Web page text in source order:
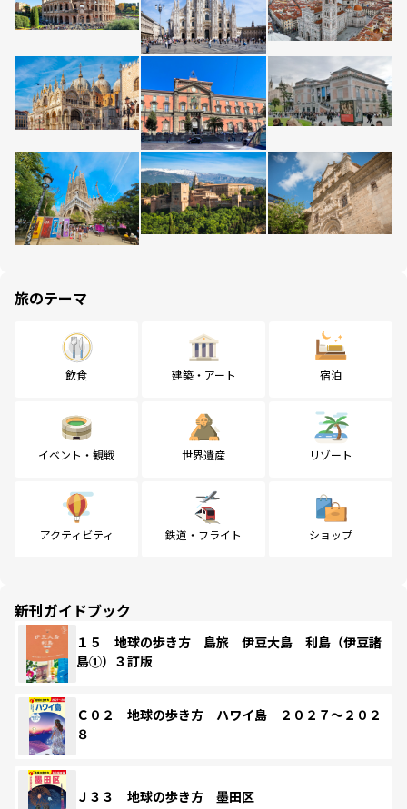
旅のテーマ
飲食 建築・アート 宿泊
イベント・観戦 世界遺産 リゾート
アクティビティ 鉄道・フライト ショップ
新刊ガイドブック
１５ 地球の歩き方 島旅 伊豆大島 利島（伊豆諸
島①）３訂版
Ｃ０２ 地球の歩き方 ハワイ島 ２０２７～２０２
８
Ｊ３３ 地球の歩き方 墨田区